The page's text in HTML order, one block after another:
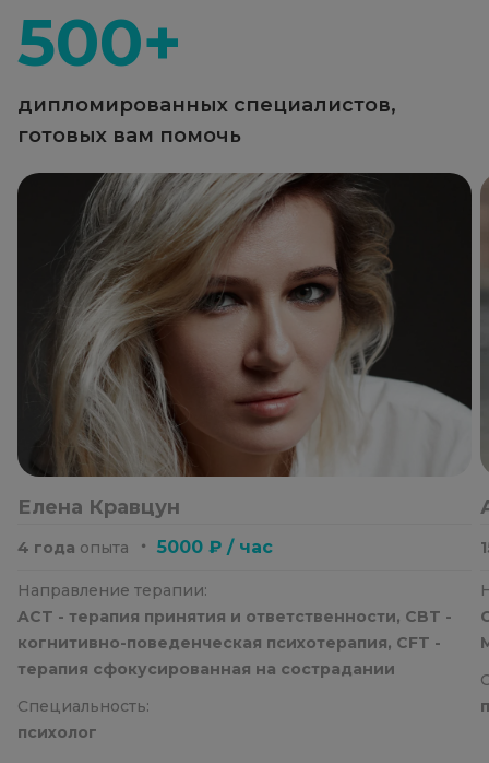
500+
дипломированных специалистов,
готовых вам помочь
Елена Кравцун
4 года опыта ・ 5000 ₽ / час
Направление терапии:
ACT - терапия принятия и ответственности, CBT -
когнитивно-поведенческая психотерапия, CFT -
терапия сфокусированная на сострадании
Специальность:
психолог